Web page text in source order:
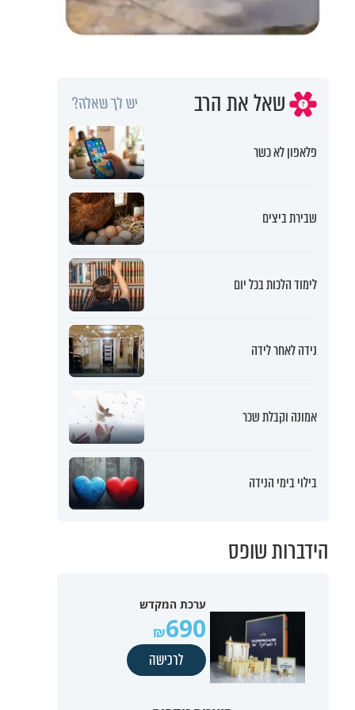
שאל את הרב יש לך שאלה?
פלאפון לא כשר
שבירת ביצים
לימוד הלכות בכל יום
נידה לאחר לידה
אמונה וקבלת שכר
בילוי בימי הנידה
הידברות שופס
ערכת המקדש
690
לרכישה